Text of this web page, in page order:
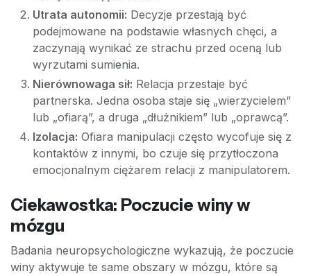
Utrata autonomii: Decyzje przestają być
podejmowane na podstawie własnych chęci, a
zaczynają wynikać ze strachu przed oceną lub
wyrzutami sumienia.
Nierównowaga sił: Relacja przestaje być
partnerska. Jedna osoba staje się „wierzycielem”
lub „ofiarą”, a druga „dłużnikiem” lub „oprawcą”.
Izolacja: Ofiara manipulacji często wycofuje się z
kontaktów z innymi, bo czuje się przytłoczona
emocjonalnym ciężarem relacji z manipulatorem.
Ciekawostka: Poczucie winy w
mózgu
Badania neuropsychologiczne wykazują, że poczucie
winy aktywuje te same obszary w mózgu, które są